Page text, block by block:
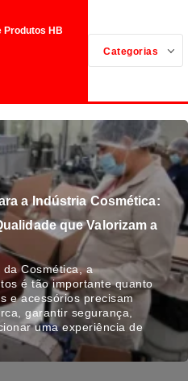
Produtos HB
Categorias
a Indústria Cosmética:
que Valorizam a
Cosmética, a
é tão importante quanto
e acessórios precisam
garantir segurança,
uma experiência de